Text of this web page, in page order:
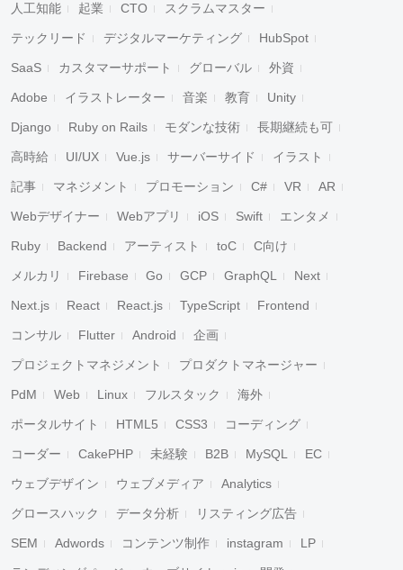
人工知能 起業 CTO スクラムマスター
テックリード デジタルマーケティング HubSpot
SaaS カスタマーサポート グローバル 外資
Adobe イラストレーター 音楽 教育 Unity
Django Ruby on Rails モダンな技術 長期継続も可
高時給 UI/UX Vue.js サーバーサイド イラスト
記事 マネジメント プロモーション C# VR AR
Webデザイナー Webアプリ iOS Swift エンタメ
Ruby Backend アーティスト toC C向け
メルカリ Firebase Go GCP GraphQL Next
Next.js React React.js TypeScript Frontend
コンサル Flutter Android 企画
プロジェクトマネジメント プロダクトマネージャー
PdM Web Linux フルスタック 海外
ポータルサイト HTML5 CSS3 コーディング
コーダー CakePHP 未経験 B2B MySQL EC
ウェブデザイン ウェブメディア Analytics
グロースハック データ分析 リスティング広告
SEM Adwords コンテンツ制作 instagram LP